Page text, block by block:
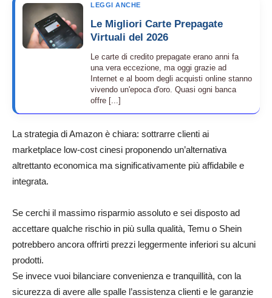
LEGGI ANCHE
Le Migliori Carte Prepagate
Virtuali del 2026
Le carte di credito prepagate erano anni fa
una vera eccezione, ma oggi grazie ad
Internet e al boom degli acquisti online stanno
vivendo un'epoca d'oro. Quasi ogni banca
offre [...]
La strategia di Amazon è chiara: sottrarre clienti ai
marketplace low-cost cinesi proponendo un’alternativa
altrettanto economica ma significativamente più affidabile e
integrata.
Se cerchi il massimo risparmio assoluto e sei disposto ad
accettare qualche rischio in più sulla qualità, Temu o Shein
potrebbero ancora offrirti prezzi leggermente inferiori su alcuni
prodotti.
Se invece vuoi bilanciare convenienza e tranquillità, con la
sicurezza di avere alle spalle l’assistenza clienti e le garanzie